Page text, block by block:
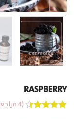
RASPBERRY
(
4